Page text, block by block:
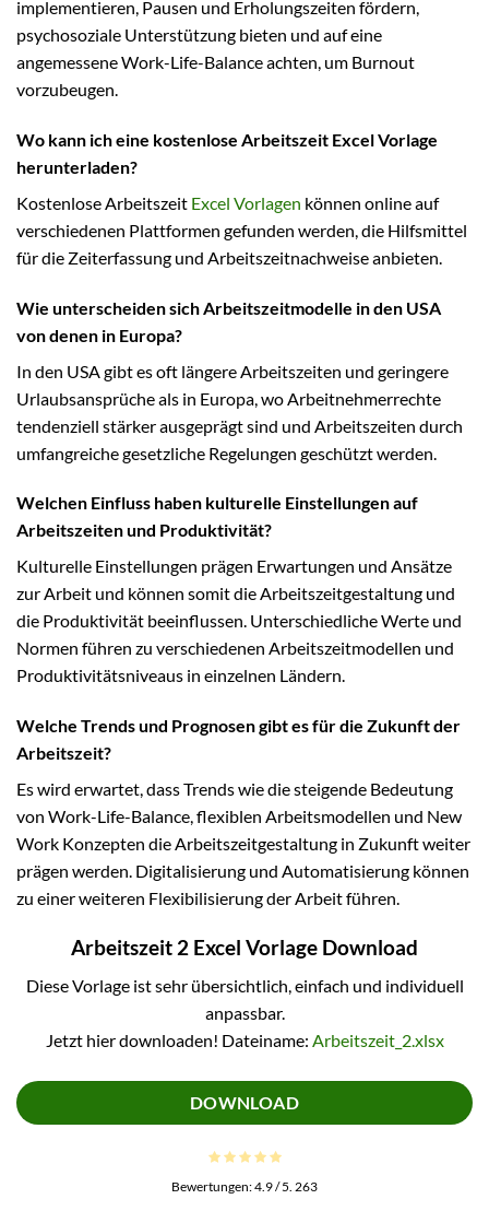
implementieren, Pausen und Erholungszeiten fördern,
psychosoziale Unterstützung bieten und auf eine
angemessene Work-Life-Balance achten, um Burnout
vorzubeugen.
Wo kann ich eine kostenlose Arbeitszeit Excel Vorlage
herunterladen?
Kostenlose Arbeitszeit Excel Vorlagen können online auf
verschiedenen Plattformen gefunden werden, die Hilfsmittel
für die Zeiterfassung und Arbeitszeitnachweise anbieten.
Wie unterscheiden sich Arbeitszeitmodelle in den USA
von denen in Europa?
In den USA gibt es oft längere Arbeitszeiten und geringere
Urlaubsansprüche als in Europa, wo Arbeitnehmerrechte
tendenziell stärker ausgeprägt sind und Arbeitszeiten durch
umfangreiche gesetzliche Regelungen geschützt werden.
Welchen Einfluss haben kulturelle Einstellungen auf
Arbeitszeiten und Produktivität?
Kulturelle Einstellungen prägen Erwartungen und Ansätze
zur Arbeit und können somit die Arbeitszeitgestaltung und
die Produktivität beeinflussen. Unterschiedliche Werte und
Normen führen zu verschiedenen Arbeitszeitmodellen und
Produktivitätsniveaus in einzelnen Ländern.
Welche Trends und Prognosen gibt es für die Zukunft der
Arbeitszeit?
Es wird erwartet, dass Trends wie die steigende Bedeutung
von Work-Life-Balance, flexiblen Arbeitsmodellen und New
Work Konzepten die Arbeitszeitgestaltung in Zukunft weiter
prägen werden. Digitalisierung und Automatisierung können
zu einer weiteren Flexibilisierung der Arbeit führen.
Arbeitszeit 2 Excel Vorlage Download
Diese Vorlage ist sehr übersichtlich, einfach und individuell
anpassbar.
Jetzt hier downloaden! Dateiname: Arbeitszeit_2.xlsx
DOWNLOAD
Bewertungen:4.9/ 5. 263